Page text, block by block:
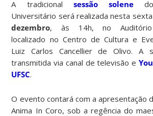
A tradicional sessão solenedo
Universitário será realizada nesta
dezembro, às 14h, no Auditório
localizado no Centro de Cultura e
Luiz Carlos Cancellier de Olivo. A
transmitida via canal de televisão e
UFSC.
O evento contará com a apresentação
Anima In Coro, sob a regência do